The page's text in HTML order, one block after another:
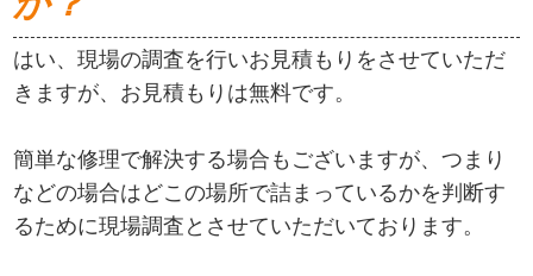
はい、現場の調査を行いお見積もりをさせていただ
きますが、お見積もりは無料です。
簡単な修理で解決する場合もございますが、つまり
などの場合はどこの場所で詰まっているかを判断す
るために現場調査とさせていただいております。